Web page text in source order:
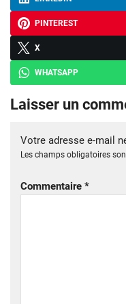
PINTEREST
X
WHATSAPP
Laisser un
Votre adresse e-mail
Les champs obligatoires
Commentaire *